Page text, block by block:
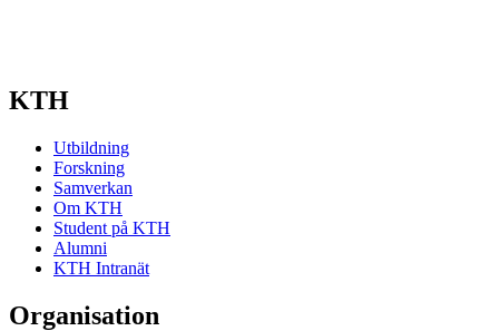
KTH
Utbildning
Forskning
Samverkan
Om KTH
Student på KTH
Alumni
KTH Intranät
Organisation